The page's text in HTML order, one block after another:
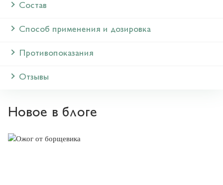
Состав
Способ применения и дозировка
Противопоказания
Отзывы
Новое в блоге